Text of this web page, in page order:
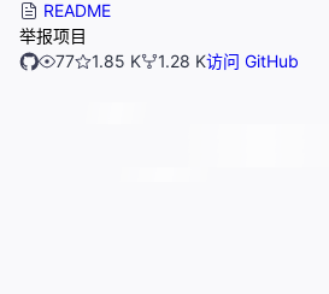
README
举报项目
77
1.85 K 1.28 K访问 GitHub